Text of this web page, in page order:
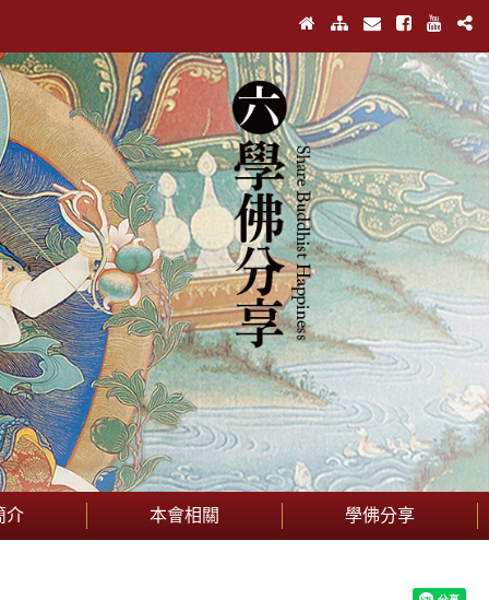
介 本會相關 學佛分享